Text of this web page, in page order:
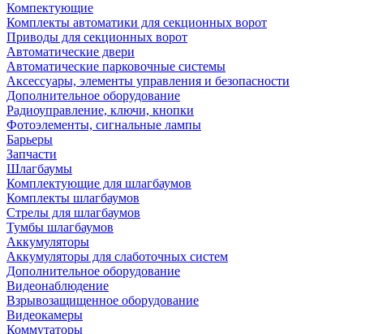
Компектующие
Комплекты автоматики для секционных ворот
Приводы для секционных ворот
Автоматические двери
Автоматические парковочные системы
Аксессуары, элементы управления и безопасности
Дополнительное оборудование
Радиоуправление, ключи, кнопки
Фотоэлементы, сигнальные лампы
Барьеры
Запчасти
Шлагбаумы
Комплектующие для шлагбаумов
Комплекты шлагбаумов
Стрелы для шлагбаумов
Тумбы шлагбаумов
Аккумуляторы
Аккумуляторы для слаботочных систем
Дополнительное оборудование
Видеонаблюдение
Взрывозащищенное оборудование
Видеокамеры
Коммутаторы